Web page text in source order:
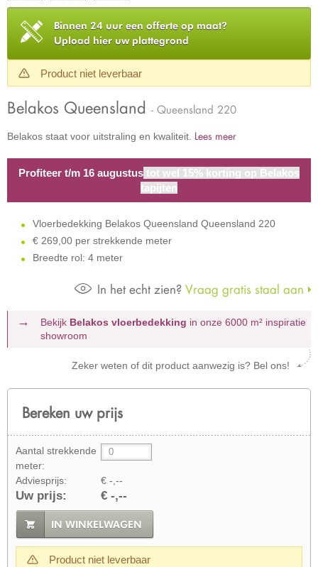
Binnen 24 uur een offerte op maat?
Upload hier uw plattegrond
Product niet leverbaar
Belakos Queensland - Queensland 220
Belakos staat voor uitstraling en kwaliteit. Lees meer
Profiteer t/m 16 augustus tot wel 15% korting op Belakos
tapijten
Vloerbedekking Belakos Queensland Queensland 220
€ 269,00 per strekkende meter
Breedte rol: 4 meter
In het echt zien? Vraag gratis staal aan
Bekijk Belakos vloerbedekking in onze 6000 m² inspiratie
showroom
Zeker weten of dit product aanwezig is? Bel ons!
Bereken uw prijs
Aantal strekkende
meter:
Adviesprijs:
€ -,--
Uw prijs: € -,--
IN WINKELWAGEN
Product niet leverbaar